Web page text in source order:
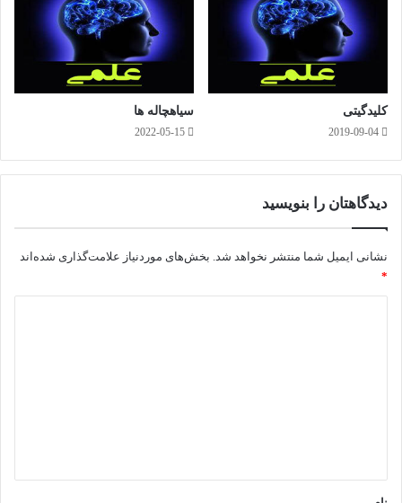
کلیدگیتی
2019-09-04
سیاهچاله ها
2022-05-15
دیدگاهتان را بنویسید
نشانی ایمیل شما منتشر نخواهد شد. بخش‌های موردنیاز علامت‌گذاری شده‌اند
*